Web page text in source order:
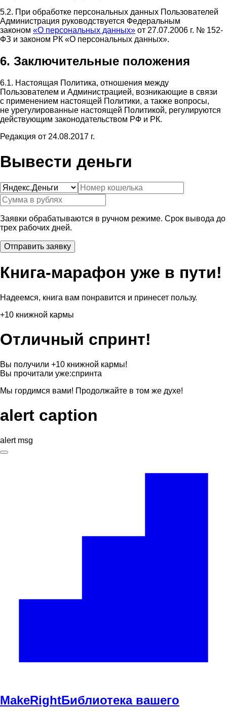
5.2. При обработке персональных данных Пользователей
Администрация руководствуется Федеральным
законом «О персональных данных» от 27.07.2006 г. № 152-
ФЗ и законом РК «О персональных данных».
6. Заключительные положения
6.1. Настоящая Политика, отношения между
Пользователем и Администрацией, возникающие в связи
с применением настоящей Политики, а также вопросы,
не урегулированные настоящей Политикой, регулируются
действующим законодательством РФ и РК.
Редакция от 24.08.2017 г.
Вывести деньги
Заявки обрабатываются в ручном режиме. Срок вывода до
трех рабочих дней.
Книга-марафон уже в пути!
Надеемся, книга вам понравится и принесет пользу.
+10 книжной кармы
Отличный спринт!
Вы получили +10 книжной кармы!
Вы прочитали уже:спринта
Мы гордимся вами! Продолжайте в том же духе!
alert caption
alert msg
MakeRightБиблиотека вашего